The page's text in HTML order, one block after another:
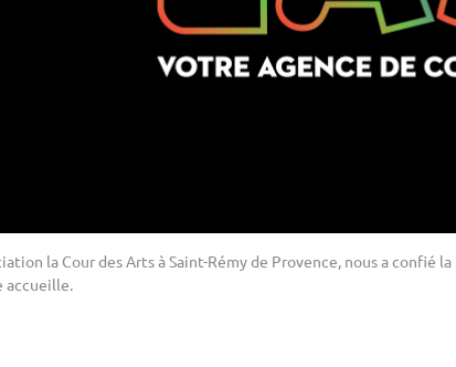
la Cour des Arts à Saint-Rémy de Provence, nous a
accueille.